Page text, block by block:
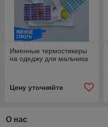
Именные термостикеры
на одеджу для мальчика
Цену уточняйте
О нас